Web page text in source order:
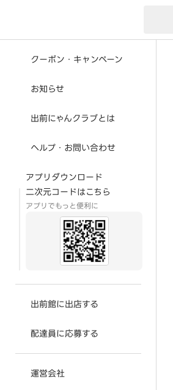
クーポン・キャンペーン
お知らせ
出前にゃんクラブとは
ヘルプ・お問い合わせ
アプリダウンロード
二次元コードはこちら
アプリでもっと便利に
出前館に出店する
配達員に応募する
運営会社